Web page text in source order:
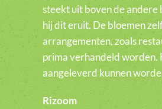
steekt uit boven de andere
hij dit eruit. De bloemen
arrangementen, zoals
prima verhandeld worden.
aangeleverd kunnen
Rizoom